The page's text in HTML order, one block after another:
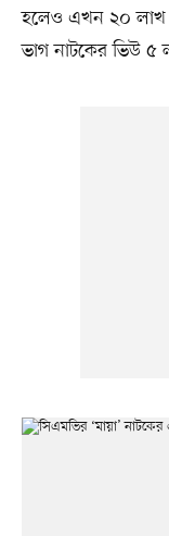
হলেও এখন ২০ লাখ
ভাগ নাটকের ভিউ ৫